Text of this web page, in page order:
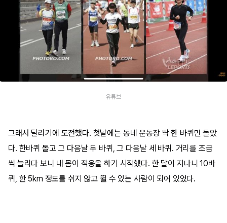
유튜브
그래서 달리기에 도전했다. 첫날에는 동네 운동장 딱 한 바퀴만 돌았
다. 한바퀴 돌고 그 다음날 두 바퀴, 그 다음날 세 바퀴. 거리를 조금
씩 늘리다 보니 내 몸이 적응을 하기 시작했다. 한 달이 지나니 10바
퀴, 한 5km 정도를 쉬지 않고 뛸 수 있는 사람이 되어 있었다.